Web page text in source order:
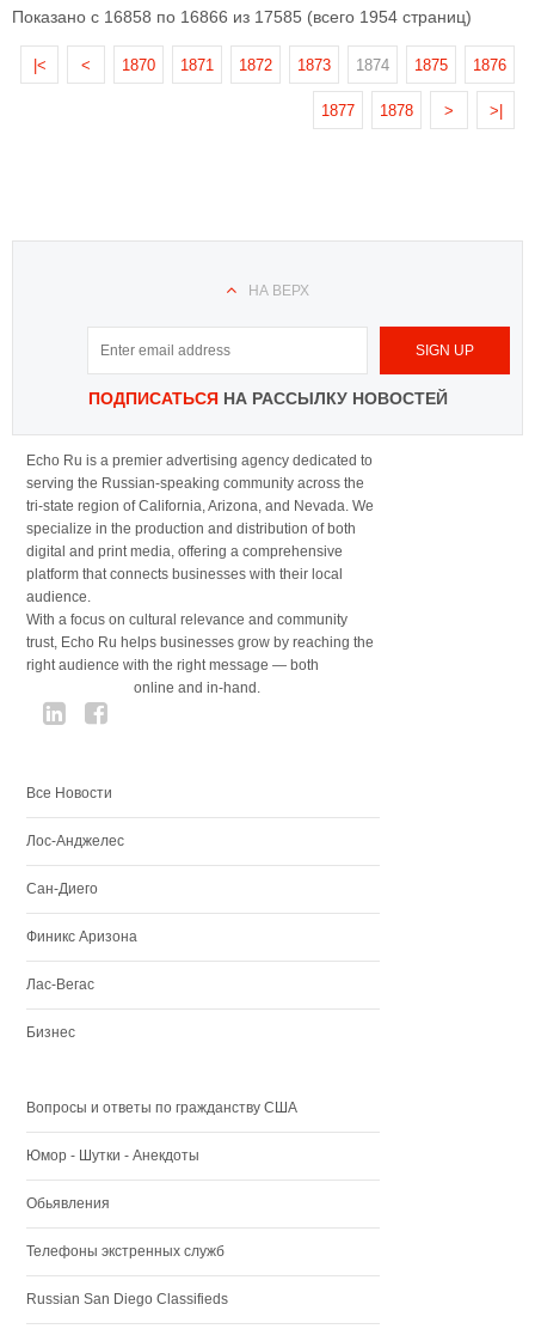
Показано с 16858 по 16866 из 17585 (всего 1954 страниц)
|< < 1870 1871 1872 1873 1874 1875 1876
1877 1878 > >|
НА ВЕРХ
ПОДПИСАТЬСЯНА РАССЫЛКУ НОВОСТЕЙ
Echo Ru is a premier advertising agency dedicated to
serving the Russian-speaking community across the
tri-state region of California, Arizona, and Nevada. We
specialize in the production and distribution of both
digital and print media, offering a comprehensive
platform that connects businesses with their local
audience.
With a focus on cultural relevance and community
trust, Echo Ru helps businesses grow by reaching the
right audience with the right message — both
online and in-hand.
Все Новости
Лос-Анджелес
Сан-Диего
Финикс Аризона
Лас-Вегас
Бизнес
Вопросы и ответы по гражданству США
Юмор - Шутки - Анекдоты
Обьявления
Телефоны экстренных служб
Russian San Diego Classifieds